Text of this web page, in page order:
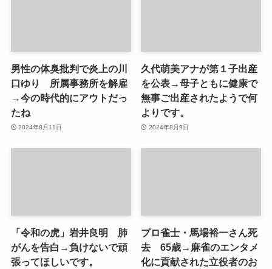
男性の体臭批判で炎上の川
口ゆり 所属事務所を解雇
→今の時代的にアウトだっ
たね
2024年8月11日
久代萌美アナが第１子出産
を公表→母子ともに健康で
無事ご出産されたようで何
よりです。
2024年8月9日
「令和の虎」岩井良明 肺
がんを告白→負けないで頑
張ってほしいです。
プロ雀士・馬場裕一さん死
去 65歳→麻雀のエンタメ
化に貢献された立役者のお